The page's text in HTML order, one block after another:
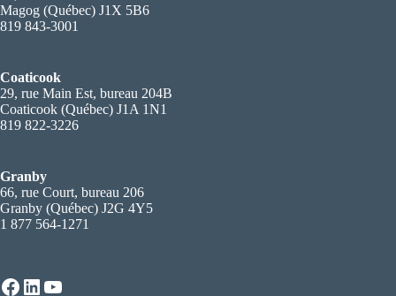
Magog (Québec) J1X 5B6
819 843-3001
Coaticook
29, rue Main Est, bureau 204B
Coaticook (Québec) J1A 1N1
819 822-3226
Granby
66, rue Court, bureau 206
Granby (Québec) J2G 4Y5
1 877 564-1271
Facebook
LinkedIn
YouTube